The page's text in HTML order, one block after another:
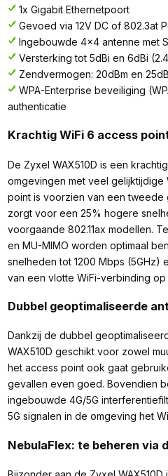
1x Gigabit Ethernetpoort
Gevoed via 12V DC of 802.3at
Ingebouwde 4x4 antenne met
Versterking tot 5dBi en 6dBi
Zendvermogen: 20dBm en
WPA-Enterprise beveiliging
authenticatie
Krachtig WiFi 6 access
De Zyxel WAX510D is een
omgevingen met veel gelijktijdige
point is voorzien van een tweede
zorgt voor een 25% hogere
voorgaande 802.11ax modellen.
en MU-MIMO worden optimaal
snelheden tot 1200 Mbps (5GHz)
van een vlotte WiFi-verbinding op
Dubbel geoptimaliseerde
Dankzij de dubbel
WAX510D geschikt voor zowel
het access point ook gaat
gevallen even goed. Bovendien
ingebouwde 4G/5G
5G signalen in de omgeving het
NebulaFlex: te beheren via